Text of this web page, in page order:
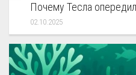
Почему Тесла
02.10.2025